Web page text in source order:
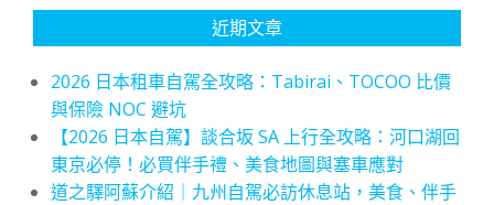
近期文章
2026 日本租車自駕全攻略：Tabirai、TOCOO 比價
與保險 NOC 避坑
【2026 日本自駕】談合坂 SA 上行全攻略：河口湖回
東京必停！必買伴手禮、美食地圖與塞車應對
道之驛阿蘇介紹｜九州自駕必訪休息站，美食、伴手